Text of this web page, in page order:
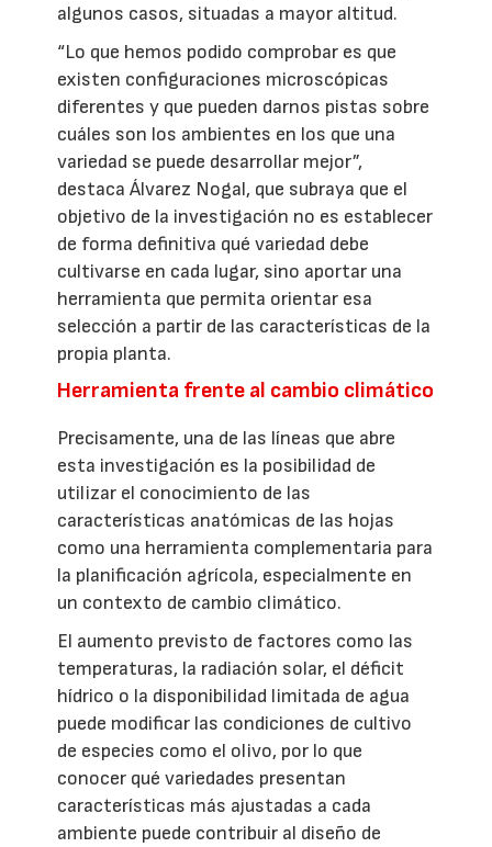
algunos casos, situadas a mayor altitud.
“Lo que hemos podido comprobar es que
existen configuraciones microscópicas
diferentes y que pueden darnos pistas sobre
cuáles son los ambientes en los que una
variedad se puede desarrollar mejor”,
destaca Álvarez Nogal, que subraya que el
objetivo de la investigación no es establecer
de forma definitiva qué variedad debe
cultivarse en cada lugar, sino aportar una
herramienta que permita orientar esa
selección a partir de las características de la
propia planta.
Herramienta frente al cambio climático
Precisamente, una de las líneas que abre
esta investigación es la posibilidad de
utilizar el conocimiento de las
características anatómicas de las hojas
como una herramienta complementaria para
la planificación agrícola, especialmente en
un contexto de cambio climático.
El aumento previsto de factores como las
temperaturas, la radiación solar, el déficit
hídrico o la disponibilidad limitada de agua
puede modificar las condiciones de cultivo
de especies como el olivo, por lo que
conocer qué variedades presentan
características más ajustadas a cada
ambiente puede contribuir al diseño de